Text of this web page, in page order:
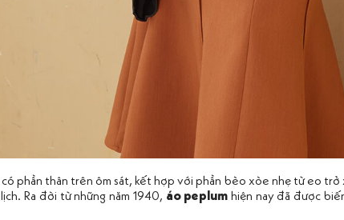
phần thân trên ôm sát, kết hợp với phần bèo xòe nhẹ từ eo
Ra đời từ những năm 1940, áo peplum hiện nay đã được